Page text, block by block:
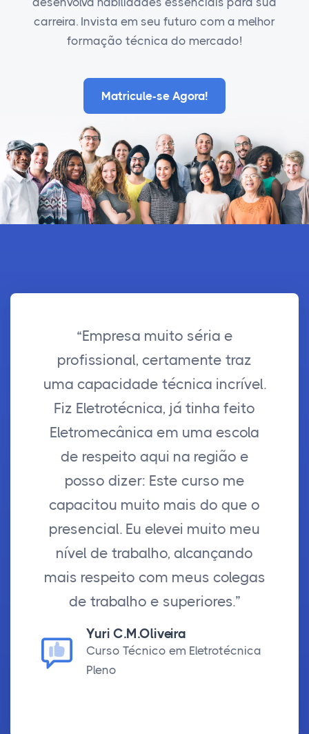
carreira. Invista em seu futuro com a melhor
formação técnica do mercado!
Matricule-se Agora!
“Empresa muito séria e
profissional, certamente traz
uma capacidade técnica incrível.
Fiz Eletrotécnica, já tinha feito
Eletromecânica em uma escola
de respeito aqui na região e
posso dizer: Este curso me
capacitou muito mais do que o
presencial. Eu elevei muito meu
nível de trabalho, alcançando
mais respeito com meus colegas
de trabalho e superiores.”
Yuri C.M.Oliveira
Curso Técnico em Eletrotécnica
Pleno